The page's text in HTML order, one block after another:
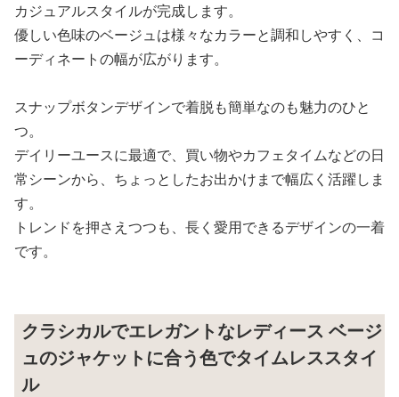
カジュアルスタイルが完成します。
優しい色味のベージュは様々なカラーと調和しやすく、コ
ーディネートの幅が広がります。
スナップボタンデザインで着脱も簡単なのも魅力のひと
つ。
デイリーユースに最適で、買い物やカフェタイムなどの日
常シーンから、ちょっとしたお出かけまで幅広く活躍しま
す。
トレンドを押さえつつも、長く愛用できるデザインの一着
です。
クラシカルでエレガントなレディース ベージ
ュのジャケットに合う色でタイムレススタイ
ル